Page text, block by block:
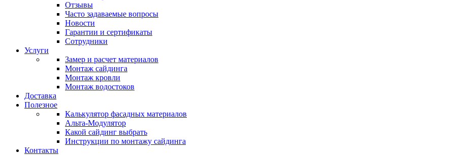
Отзывы
Часто задаваемые вопросы
Новости
Гарантии и сертификаты
Сотрудники
Услуги
Замер и расчет материалов
Монтаж сайдинга
Монтаж кровли
Монтаж водостоков
Доставка
Полезное
Калькулятор фасадных материалов
Альта-Модулятор
Какой сайдинг выбрать
Инструкции по монтажу сайдинга
Контакты